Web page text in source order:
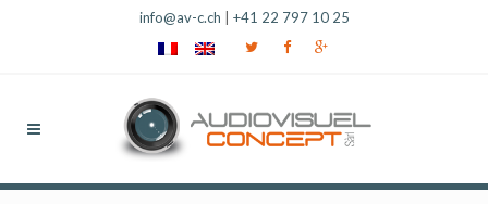
info@av-c.ch +41 22 797 10 25